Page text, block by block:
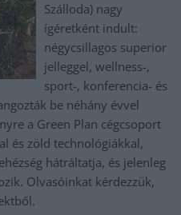
Szálloda) nagy
ígéretként indult:
négycsillagos superior
jelleggel, wellness-,
sport-, konferencia- és
be néhány évvel
a Green Plan cégcsoport
és zöld technológiákkal,
hátráltatja, és jelenleg
Olvasóinkat kérdezzük,